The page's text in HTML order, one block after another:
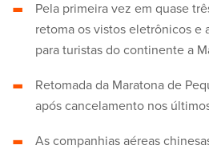
Pela primeira vez em quase
retoma os vistos eletrônicos e
para turistas do continente a
Retomada da Maratona de
após cancelamento nos
As companhias aéreas